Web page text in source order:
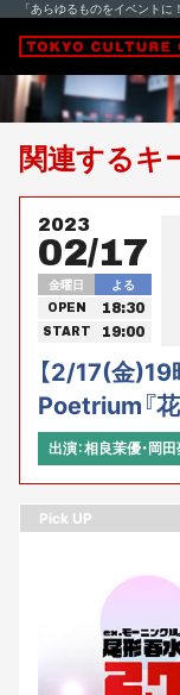
「あらゆるものをイベント
関連するキ
2023
02/17
金曜日 よる
OPEN 18:30
START 19:00
【2/17(金
Poetrium『花
出演：相良茉優・岡
Pick UP